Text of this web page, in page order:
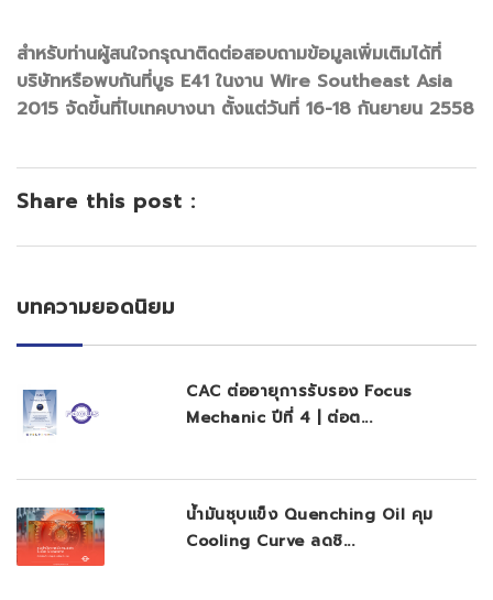
สำหรับท่านผู้สนใจกรุณาติดต่อสอบถามข้อมูลเพิ่มเติมได้ที่
บริษัทหรือพบกันที่บูธ E41 ในงาน Wire Southeast Asia
2015 จัดขึ้นที่ไบเทคบางนา ตั้งแต่วันที่ 16-18 กันยายน 2558
Share this post :
บทความยอดนิยม
CAC ต่ออายุการรับรอง Focus
Mechanic ปีที่ 4 | ต่อต...
น้ำมันชุบแข็ง Quenching Oil คุม
Cooling Curve ลดชิ...